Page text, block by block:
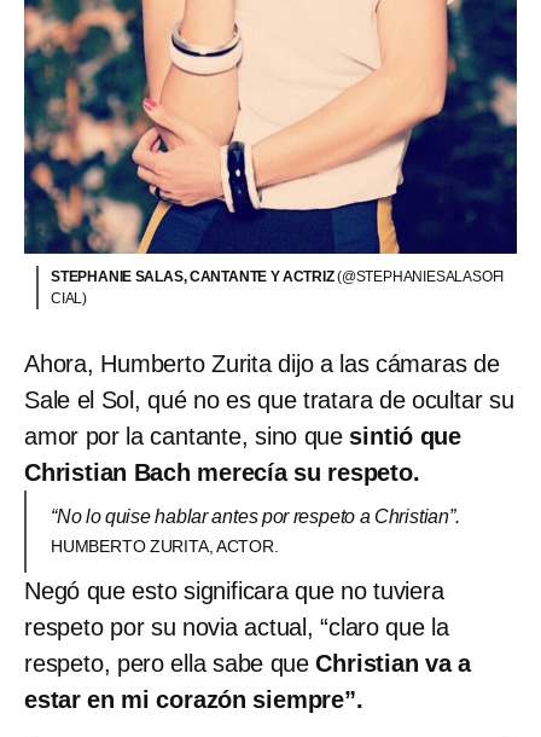
STEPHANIE SALAS, CANTANTE Y ACTRIZ(@STEPHANIESALASOFI
CIAL)
Ahora, Humberto Zurita dijo a las cámaras de
Sale el Sol, qué no es que tratara de ocultar su
amor por la cantante, sino que sintió que
Christian Bach merecía su respeto.
“No lo quise hablar antes por respeto a Christian”.
HUMBERTO ZURITA, ACTOR.
Negó que esto significara que no tuviera
respeto por su novia actual, “claro que la
respeto, pero ella sabe queChristian va a
estar en mi corazón siempre”.